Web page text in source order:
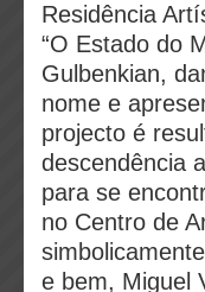
Residência
“O Estado do
Gulbenkian,
nome e
projecto é
descendência
para se
no Centro de
e bem, Miguel